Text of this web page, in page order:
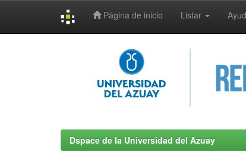
Página de inicio Listar
Dspace de la Universidad del Azuay